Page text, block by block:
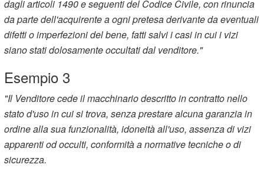
dagli articoli 1490 e seguenti del Codice Civile, con rinuncia
da parte dell'acquirente a ogni pretesa derivante da eventuali
difetti o imperfezioni del bene, fatti salvi i casi in cui i vizi
siano stati dolosamente occultati dal venditore."
Esempio 3
"Il Venditore cede il macchinario descritto in contratto nello
stato d'uso in cui si trova, senza prestare alcuna garanzia in
ordine alla sua funzionalità, idoneità all'uso, assenza di vizi
apparenti od occulti, conformità a normative tecniche o di
sicurezza.